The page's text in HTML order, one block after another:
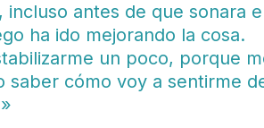
incluso antes de que sonara
ha ido mejorando la cosa.
un poco, porque
saber cómo voy a sentirme